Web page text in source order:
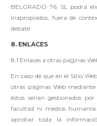
BELGRADO 76, SL podrá
inapropiados, fuera de
debate
8. ENLACES
8.1 Enlaces a otras páginas
En caso de que en el Sitio
otras páginas Web
éstos serían gestionados
facultad ni medios
aprobar toda la